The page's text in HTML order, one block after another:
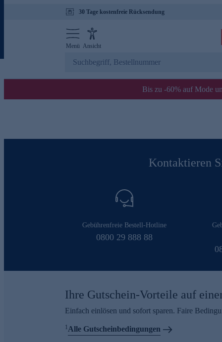
30 Tage kostenfreie Rücksendung
Menü Ansicht
Bis zu -60% auf Mode
Kontaktieren
Gebührenfreie Bestell-Hotline
0800 29 888 88
Ihre Gutschein-Vorteile auf
Einfach einlösen und sofort sparen. Faire
1Alle Gutscheinbedingungen